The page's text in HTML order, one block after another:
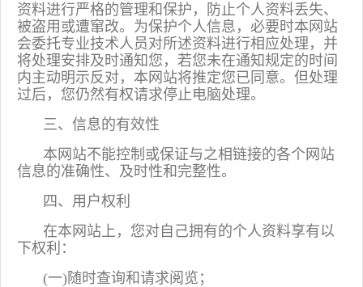
资料进行严格的管理和保护，防止个人资料丢失、
被盗用或遭窜改。为保护个人信息，必要时本网站
会委托专业技术人员对所述资料进行相应处理，并
将处理安排及时通知您，若您未在通知规定的时间
内主动明示反对，本网站将推定您已同意。但处理
过后，您仍然有权请求停止电脑处理。
三、信息的有效性
本网站不能控制或保证与之相链接的各个网站
信息的准确性、及时性和完整性。
四、用户权利
在本网站上，您对自己拥有的个人资料享有以
下权利：
(一)随时查询和请求阅览；